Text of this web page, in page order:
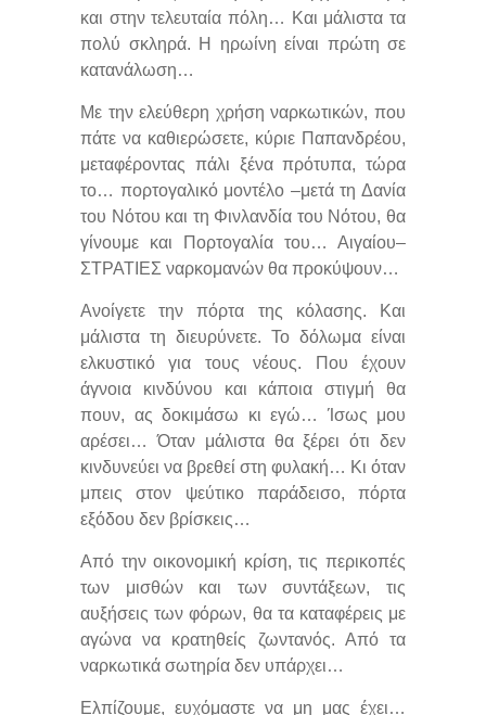
και στην τελευταία πόλη… Και μάλιστα τα
πολύ σκληρά. Η ηρωίνη είναι πρώτη σε
κατανάλωση…
Με την ελεύθερη χρήση ναρκωτικών, που
πάτε να καθιερώσετε, κύριε Παπανδρέου,
μεταφέροντας πάλι ξένα πρότυπα, τώρα
το… πορτογαλικό μοντέλο –μετά τη Δανία
του Νότου και τη Φινλανδία του Νότου, θα
γίνουμε και Πορτογαλία του… Αιγαίου–
ΣΤΡΑΤΙΕΣ ναρκομανών θα προκύψουν…
Ανοίγετε την πόρτα της κόλασης. Και
μάλιστα τη διευρύνετε. Το δόλωμα είναι
ελκυστικό για τους νέους. Που έχουν
άγνοια κινδύνου και κάποια στιγμή θα
πουν, ας δοκιμάσω κι εγώ… Ίσως μου
αρέσει… Όταν μάλιστα θα ξέρει ότι δεν
κινδυνεύει να βρεθεί στη φυλακή… Κι όταν
μπεις στον ψεύτικο παράδεισο, πόρτα
εξόδου δεν βρίσκεις…
Από την οικονομική κρίση, τις περικοπές
των μισθών και των συντάξεων, τις
αυξήσεις των φόρων, θα τα καταφέρεις με
αγώνα να κρατηθείς ζωντανός. Από τα
ναρκωτικά σωτηρία δεν υπάρχει…
Ελπίζουμε, ευχόμαστε να μη μας έχει…